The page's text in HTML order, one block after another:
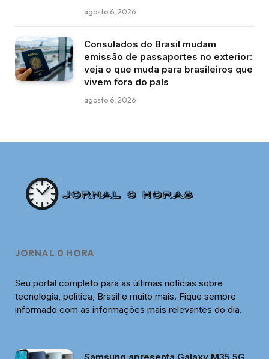
agosto 6, 2026
Consulados do Brasil mudam
emissão de passaportes no exterior:
veja o que muda para brasileiros que
vivem fora do país
agosto 6, 2026
JORNAL 0 HORA
Seu portal completo para as últimas notícias sobre
tecnologia, política, Brasil e muito mais. Fique sempre
informado com as informações mais relevantes do dia.